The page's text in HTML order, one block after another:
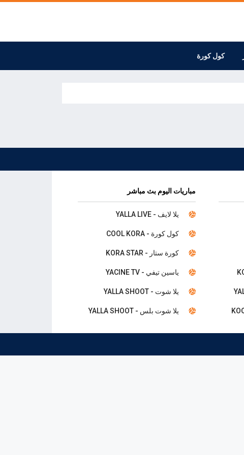
كول كورة
مباريات اليوم بث مباشر
يلا لايف - YALLA LIVE
كول كورة - COOL KORA
كورة ستار - KORA STAR
ياسين تيفي - YACINE TV
يلا شوت - YALLA SHOOT
يلا شوت بلس - YALLA SHOOT